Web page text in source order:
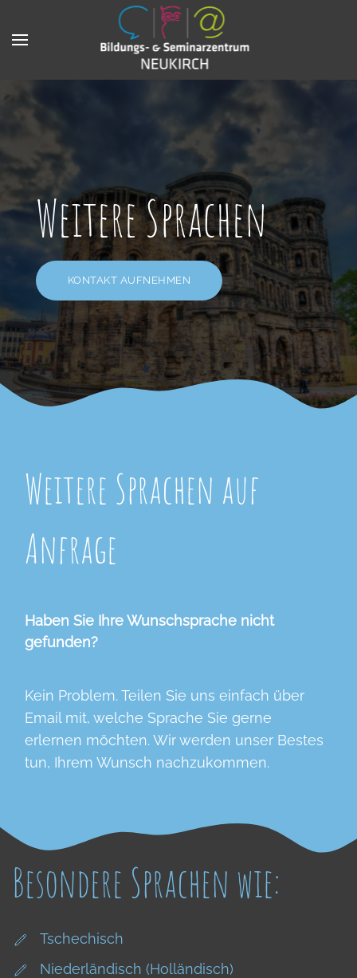
Weitere Sprachen
KONTAKT AUFNEHMEN
Weitere Sprachen auf
Anfrage
Haben Sie Ihre Wunschsprache nicht
gefunden?
Kein Problem. Teilen Sie uns einfach über
Email mit, welche Sprache Sie gerne
erlernen möchten. Wir werden unser Bestes
tun, Ihrem Wunsch nachzukommen.
Besondere Sprachen wie:
Tschechisch
Niederländisch (Holländisch)